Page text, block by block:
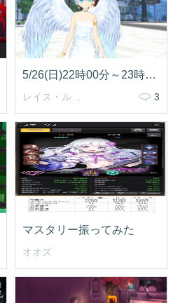
5/26(日)22時00分～23時00分辺りまで
レイス・ルミネスク 3
マスタリー振ってみた
オオズ